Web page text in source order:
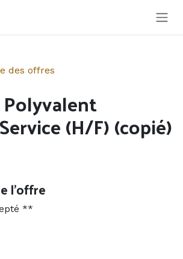
des offres
(H/F) (copié)
l'offre
**